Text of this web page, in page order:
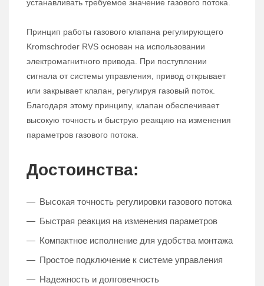
устанавливать требуемое значение газового потока.
Принцип работы газового клапана регулирующего
Kromschroder RVS основан на использовании
электромагнитного привода. При поступлении
сигнала от системы управления, привод открывает
или закрывает клапан, регулируя газовый поток.
Благодаря этому принципу, клапан обеспечивает
высокую точность и быструю реакцию на изменения
параметров газового потока.
Достоинства:
Высокая точность регулировки газового потока
Быстрая реакция на изменения параметров
Компактное исполнение для удобства монтажа
Простое подключение к системе управления
Надежность и долговечность